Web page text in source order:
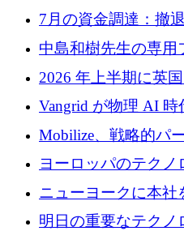
は空気から飲料水を
7月の資金調達：撤
の新興企業が86億ユ
中島和樹先生の専用
い評価を得ています
年を記念して、受
されました！
2026 年上半期に英
ノロジー企業
Vangrid が物理 AI
ジェンス ネットワー
万ドルのシードを調
Mobilize、戦略的パ
信ソフトウェア会社
ヨーロッパのテクノ
額 8 億 7,800 万ユー
ニューヨークに本
Modal Labsがロンド
明日の重要なテクノ